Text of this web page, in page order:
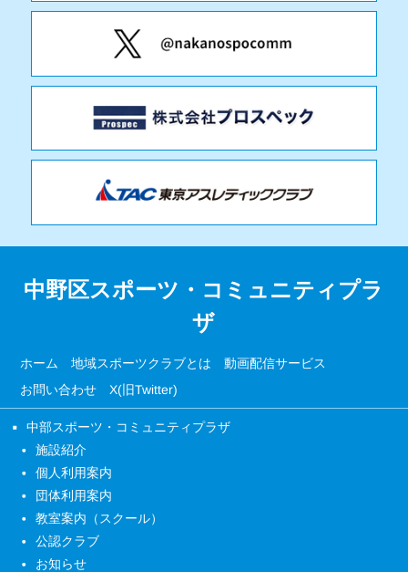
中野区スポーツ・コミュニティプラ
ザ
ホーム 地域スポーツクラブとは 動画配信サービス
お問い合わせ X(旧Twitter)
中部スポーツ・コミュニティプラザ
施設紹介
個人利用案内
団体利用案内
教室案内（スクール）
公認クラブ
お知らせ